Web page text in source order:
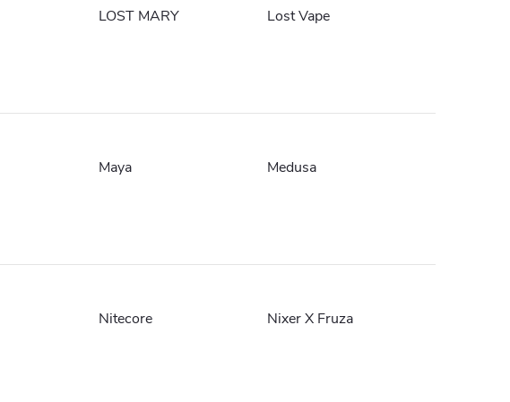
LOST MARY Lost Vape
Maya Medusa
Nitecore Nixer X Fruza